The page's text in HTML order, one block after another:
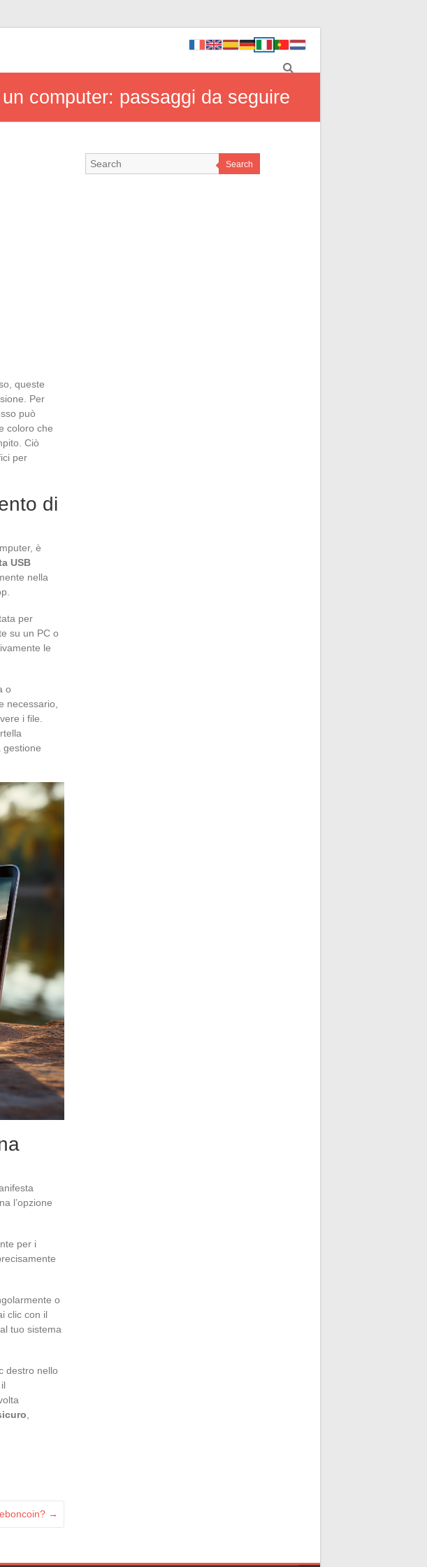
computer: passaggi da seguire
queste
Per
può
coloro che
Ciò
per
di
è
USB
nella
per
su un PC o
le
o
necessario,
i file.
gestione
l’opzione
per i
o
clic con il
tuo sistema
destro nello
→
Search